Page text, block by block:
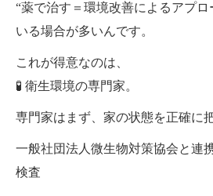
“薬で治す＝環境改善によるアプロ
いる場合が多いんです。
これが得意なのは、
🧪 衛生環境の専門家。
専門家はまず、家の状態を正確に
一般社団法人微生物対策協会と連
検査